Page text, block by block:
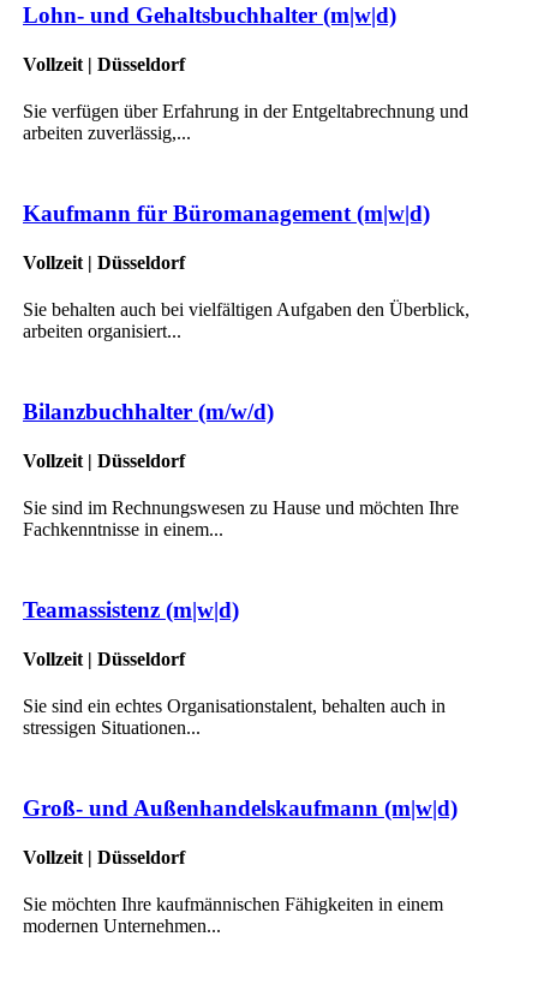
Lohn- und Gehaltsbuchhalter (m|w|d)
Vollzeit | Düsseldorf
Sie verfügen über Erfahrung in der Entgeltabrechnung und
arbeiten zuverlässig,...
Kaufmann für Büromanagement (m|w|d)
Vollzeit | Düsseldorf
Sie behalten auch bei vielfältigen Aufgaben den Überblick,
arbeiten organisiert...
Bilanzbuchhalter (m/w/d)
Vollzeit | Düsseldorf
Sie sind im Rechnungswesen zu Hause und möchten Ihre
Fachkenntnisse in einem...
Teamassistenz (m|w|d)
Vollzeit | Düsseldorf
Sie sind ein echtes Organisationstalent, behalten auch in
stressigen Situationen...
Groß- und Außenhandelskaufmann (m|w|d)
Vollzeit | Düsseldorf
Sie möchten Ihre kaufmännischen Fähigkeiten in einem
modernen Unternehmen...